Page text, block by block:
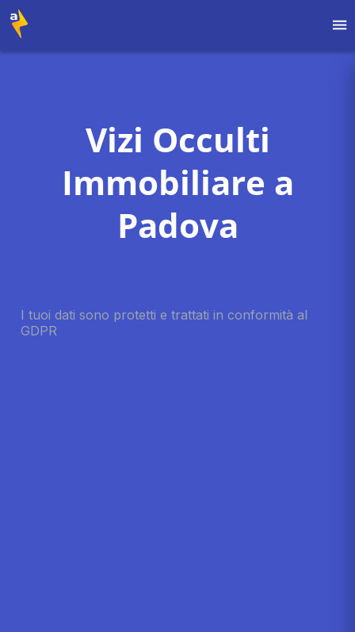
Vizi Occulti
Immobiliare a
Padova